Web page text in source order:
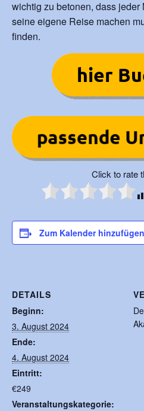
wichtig zu betonen, dass
seine eigene Reise machen
finden.
Click to rate
Zum Kalender hinzufügen
DETAILS
Beginn:
3. August 2024
Ende:
4. August 2024
Eintritt:
€249
Veranstaltungskategorie: